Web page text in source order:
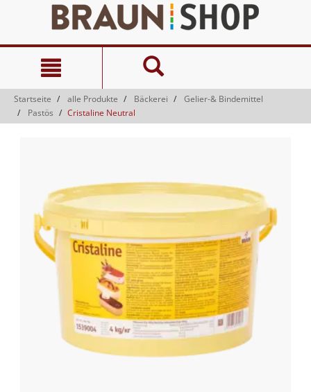
springen
Navigationsmenü
springen
Startseite alle Produkte Bäckerei
Gelier-& Bindemittel
Pastös
Cristaline Neutral